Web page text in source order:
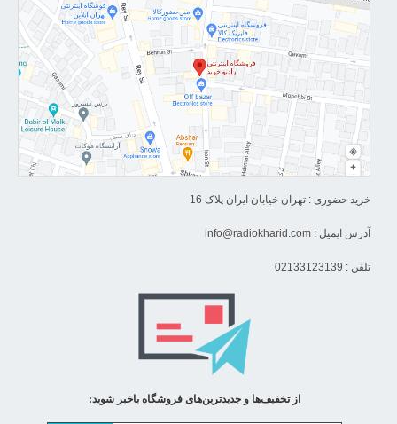
خرید حضوری : تهران خیابان ایران پلاک 16
آدرس ایمیل : info@radiokharid.com
تلفن : 02133123139
از تخفیف‌ها و جدیدترین‌های فروشگاه باخبر شوید: